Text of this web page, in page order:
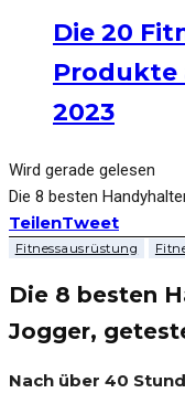
Die 20
Produkte
2023
Wird gerade gelesen
Die 8 besten
TeilenTweet
Fitnessausrüstung
Die 8 besten
Jogger,
Nach über 40